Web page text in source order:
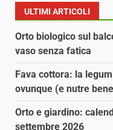
ULTIMI ARTICOLI
Orto biologico sul
vaso senza fatica
Fava cottora: la
ovunque (e nutre
Orto e giardino:
settembre 2026